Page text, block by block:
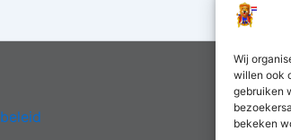
Wij
willen ook
gebruiken
bekeken